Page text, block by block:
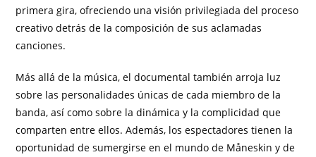
primera gira, ofreciendo una visión privilegiada del proceso
creativo detrás de la composición de sus aclamadas
canciones.
Más allá de la música, el documental también arroja luz
sobre las personalidades únicas de cada miembro de la
banda, así como sobre la dinámica y la complicidad que
comparten entre ellos. Además, los espectadores tienen la
oportunidad de sumergirse en el mundo de Måneskin y de